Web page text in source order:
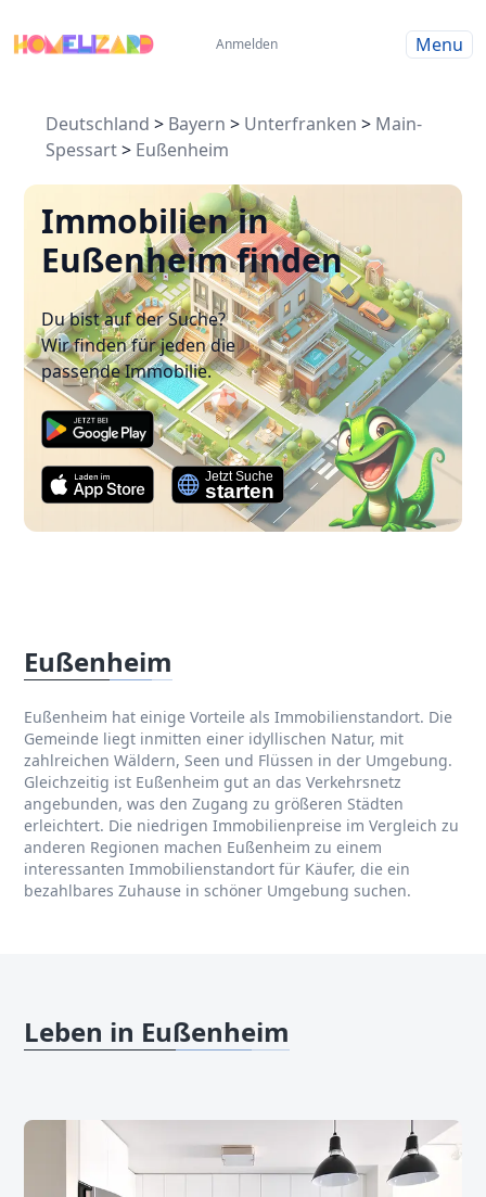
Anmelden Menu
Deutschland > Bayern > Unterfranken > Main-
Spessart> Eußenheim
Immobilien in
Eußenheim finden
Du bist auf der Suche?
Wir finden für jeden die
passende Immobilie.
Eußenheim
Eußenheim hat einige Vorteile als Immobilienstandort. Die
Gemeinde liegt inmitten einer idyllischen Natur, mit
zahlreichen Wäldern, Seen und Flüssen in der Umgebung.
Gleichzeitig ist Eußenheim gut an das Verkehrsnetz
angebunden, was den Zugang zu größeren Städten
erleichtert. Die niedrigen Immobilienpreise im Vergleich zu
anderen Regionen machen Eußenheim zu einem
interessanten Immobilienstandort für Käufer, die ein
bezahlbares Zuhause in schöner Umgebung suchen.
Leben in Eußenheim